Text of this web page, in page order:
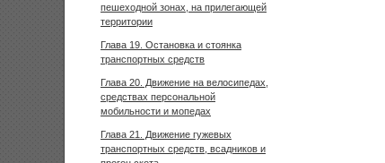
пешеходной зонах, на прилегающей
территории
Глава 19. Остановка и стоянка
транспортных средств
Глава 20. Движение на велосипедах,
средствах персональной
мобильности и мопедах
Глава 21. Движение гужевых
транспортных средств, всадников и